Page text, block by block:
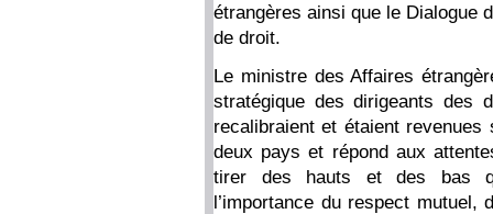
étrangères ainsi que le Dialogue
de droit.
Le ministre des Affaires
stratégique des dirigeants des
recalibraient et étaient
deux pays et répond aux
tirer des hauts et des bas
l’importance du respect mutuel,